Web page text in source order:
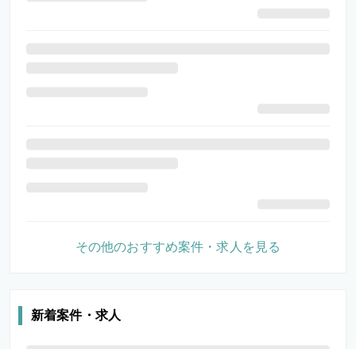
その他のおすすめ案件・求人を見る
新着案件・求人